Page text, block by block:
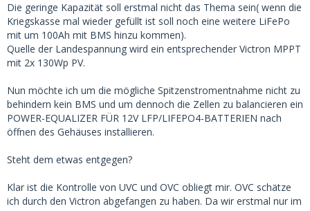
Die geringe Kapazität soll erstmal nicht das Thema sein( wenn die
Kriegskasse mal wieder gefüllt ist soll noch eine weitere LiFePo
mit um 100Ah mit BMS hinzu kommen).
Quelle der Landespannung wird ein entsprechender Victron MPPT
mit 2x 130Wp PV.
Nun möchte ich um die mögliche Spitzenstromentnahme nicht zu
behindern kein BMS und um dennoch die Zellen zu balancieren ein
POWER-EQUALIZER FÜR 12V LFP/LIFEPO4-BATTERIEN nach
öffnen des Gehäuses installieren.
Steht dem etwas entgegen?
Klar ist die Kontrolle von UVC und OVC obliegt mir. OVC schätze
ich durch den Victron abgefangen zu haben. Da wir erstmal nur im